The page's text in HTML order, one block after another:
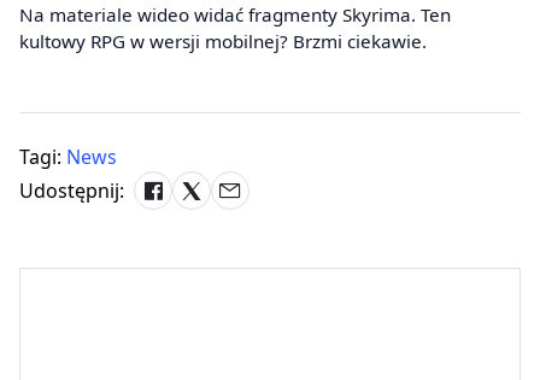
Na materiale wideo widać fragmenty Skyrima. Ten
kultowy RPG w wersji mobilnej? Brzmi ciekawie.
Tagi: News
Udostępnij: